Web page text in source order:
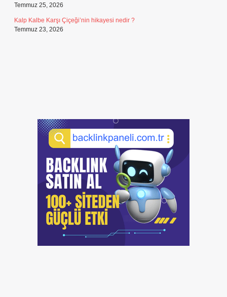
Temmuz 25, 2026
Kalp Kalbe Karşı Çiçeği’nin hikayesi nedir ?
Temmuz 23, 2026